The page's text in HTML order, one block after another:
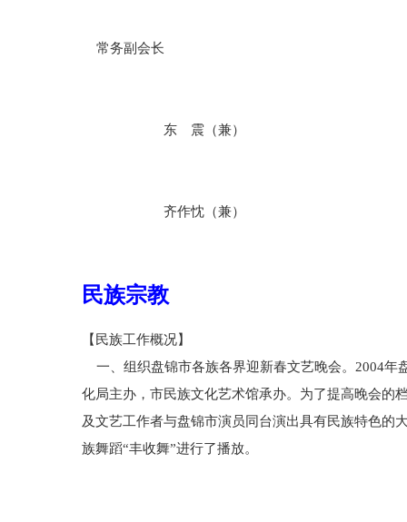
常务副会长
东 震（兼）
齐作忱（兼）
民族宗教
【民族工作概况】
一、组织盘锦市各族各界迎新春文艺晚会。2004年
化局主办，市民族文化艺术馆承办。为了提高晚会的
及文艺工作者与盘锦市演员同台演出具有民族特色的
族舞蹈“丰收舞”进行了播放。